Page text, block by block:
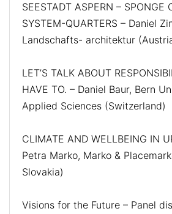
SEESTADT ASPERN – SPONGE
SYSTEM-QUARTERS – Daniel
Landschafts- architektur
LET’S TALK ABOUT
HAVE TO. – Daniel Baur, Bern
Applied Sciences (Switzerland)
CLIMATE AND WELLBEING IN
Petra Marko, Marko &
Slovakia)
Visions for the Future – Panel